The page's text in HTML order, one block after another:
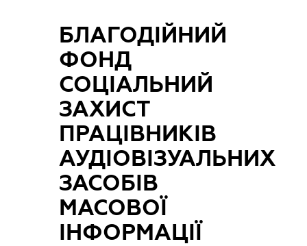
БЛАГОДІЙНИЙ
ФОНД
СОЦІАЛЬНИЙ
ЗАХИСТ
ПРАЦІВНИКІВ
АУДІОВІЗУАЛЬНИХ
ЗАСОБІВ
МАСОВОЇ
ІНФОРМАЦІЇ